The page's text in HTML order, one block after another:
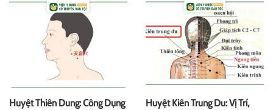
Huyệt Thiên Dung: Công Dụng
Huyệt Kiên Trung Du: Vị Trí,